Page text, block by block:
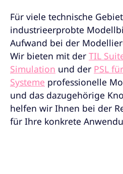
Für viele technische
industrieerprobte
Aufwand bei der
Wir bieten mit der TIL
Simulation und der PSL
Systeme professionelle
und das dazugehörige
helfen wir Ihnen bei der
für Ihre konkrete